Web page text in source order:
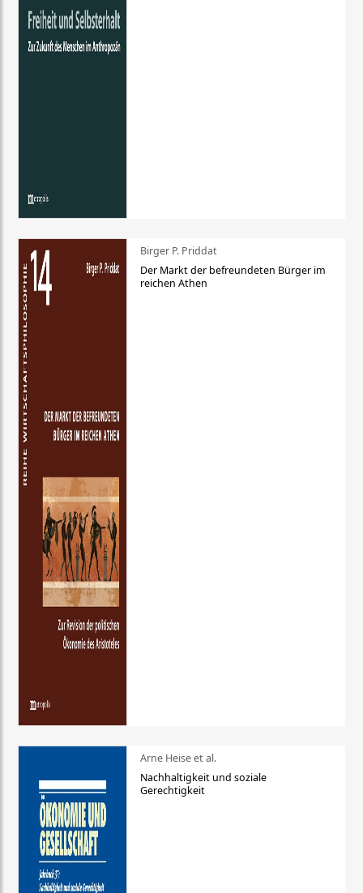
Birger P. Priddat
Der Markt der befreundeten Bürger im
reichen Athen
Arne Heise et al.
Nachhaltigkeit und soziale
Gerechtigkeit